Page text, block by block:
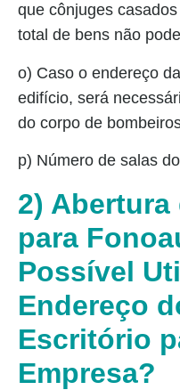
que cônjuges
total de bens não
o) Caso o endereço
edifício, será
do corpo de
p) Número de salas
2) Abertura
para
Possível
Endereço
Escritório
Empresa?